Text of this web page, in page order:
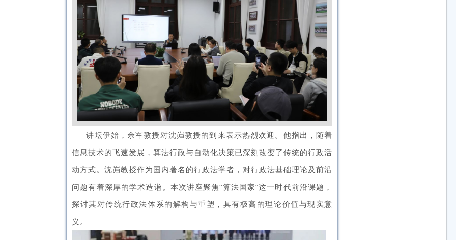
讲坛伊始，余军教授对沈岿教授的到来表示热烈欢迎。他指出，随着
信息技术的飞速发展，算法行政与自动化决策已深刻改变了传统的行政活
动方式。沈岿教授作为国内著名的行政法学者，对行政法基础理论及前沿
问题有着深厚的学术造诣。本次讲座聚焦“算法国家”这一时代前沿课题，
探讨其对传统行政法体系的解构与重塑，具有极高的理论价值与现实意
义。